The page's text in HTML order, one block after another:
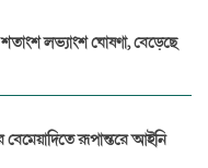
লভ্যাংশ ঘোষণা, বেড়েছে
বেমেয়াদিতে রূপান্তরে আইনি